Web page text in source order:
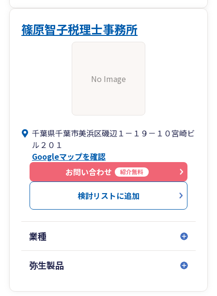
篠原智子税理士事務所
No Image
千葉県千葉市美浜区磯辺１－１９－１０宮崎ビ
ル２０１
Googleマップを確認
お問い合わせ
紹介無料
検討リストに追加
業種
弥生製品